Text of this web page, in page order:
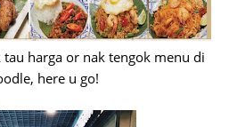
tau harga or nak tengok menu di
here u go!